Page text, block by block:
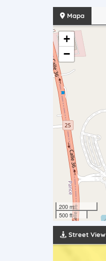
Mapa
+
−
200 m
500 ft
Street View